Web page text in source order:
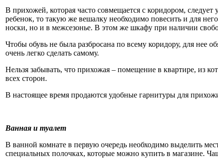
В прихожей, которая часто совмещается с коридором,
ребенок, то такую же вешалку необходимо повесить и для
носки, но и в межсезонье. В этом же шкафу при наличии
Чтобы обувь не была разбросана по всему коридору, для нее
очень легко сделать самому.
Нельзя забывать, что прихожая – помещение в квартире, из
всех сторон.
В настоящее время продаются удобные гарнитуры для
Ванная и туалет
В ванной комнате в первую очередь необходимо выделить
специальных полочках, которые можно купить в магазине.